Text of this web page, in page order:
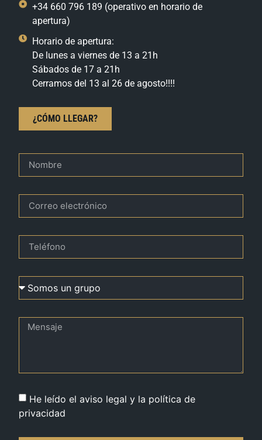
+34 660 796 189 (operativo en horario de
apertura)
Horario de apertura:
De lunes a viernes de 13 a 21h
Sábados de 17 a 21h
Cerramos del 13 al 26 de agosto!!!!
¿CÓMO LLEGAR?
He leído el aviso legal y la política de
privacidad